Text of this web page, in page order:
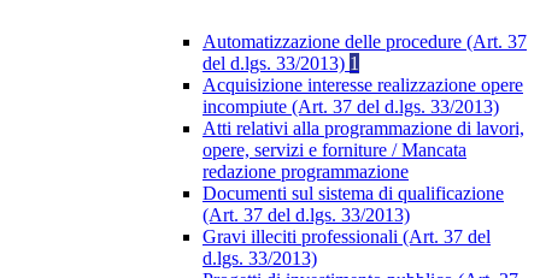
Automatizzazione delle procedure (Art. 37
del d.lgs. 33/2013) 1
Acquisizione interesse realizzazione opere
incompiute (Art. 37 del d.lgs. 33/2013)
Atti relativi alla programmazione di lavori,
opere, servizi e forniture / Mancata
redazione programmazione
Documenti sul sistema di qualificazione
(Art. 37 del d.lgs. 33/2013)
Gravi illeciti professionali (Art. 37 del
d.lgs. 33/2013)